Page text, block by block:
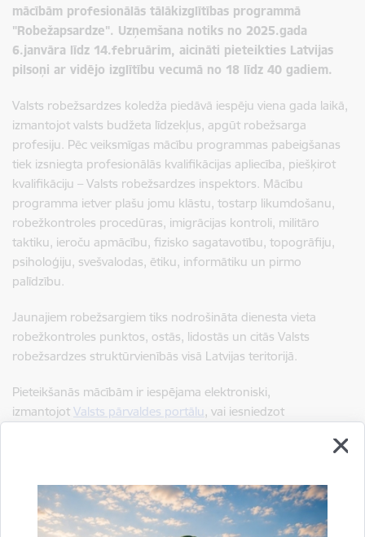
mācībām profesionālās tālākizglītības programmā
"Robežapsardze". Uzņemšana notiks no 2025.gada
6.janvāra līdz 14.februārim, aicināti pieteikties Latvijas
pilsoņi ar vidējo izglītību vecumā no 18 līdz 40 gadiem.
Valsts robežsardzes koledža piedāvā iespēju viena gada laikā,
izmantojot valsts budžeta līdzekļus, apgūt robežsarga
profesiju. Pēc veiksmīgas mācību programmas pabeigšanas
tiek izsniegta profesionālās kvalifikācijas apliecība, piešķirot
kvalifikāciju – Valsts robežsardzes inspektors. Mācību
programma ietver plašu jomu klāstu, tostarp likumdošanu,
robežkontroles procedūras, imigrācijas kontroli, militāro
taktiku, ieroču apmācību, fizisko sagatavotību, topogrāfiju,
psiholoģiju, svešvalodas, ētiku, informātiku un pirmo
palīdzību.
Jaunajiem robežsargiem tiks nodrošināta dienesta vieta
robežkontroles punktos, ostās, lidostās un citās Valsts
robežsardzes struktūrvienībās visā Latvijas teritorijā.
Pieteikšanās mācībām ir iespējama elektroniski,
izmantojot Valsts pārvaldes portālu , vai iesniedzot
Papildu informāciju par uzņemšanas noteikumiem,
iesniedzamo dokumentu sarakstu un atlases pārbaudījumu
norisi var atrastValsts robežsardzes koledžas
oficiālajā